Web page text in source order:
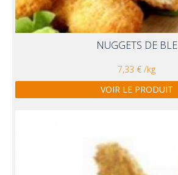
NUGGETS DE BLE
7,33 € /kg
VOIR LE PRODUIT